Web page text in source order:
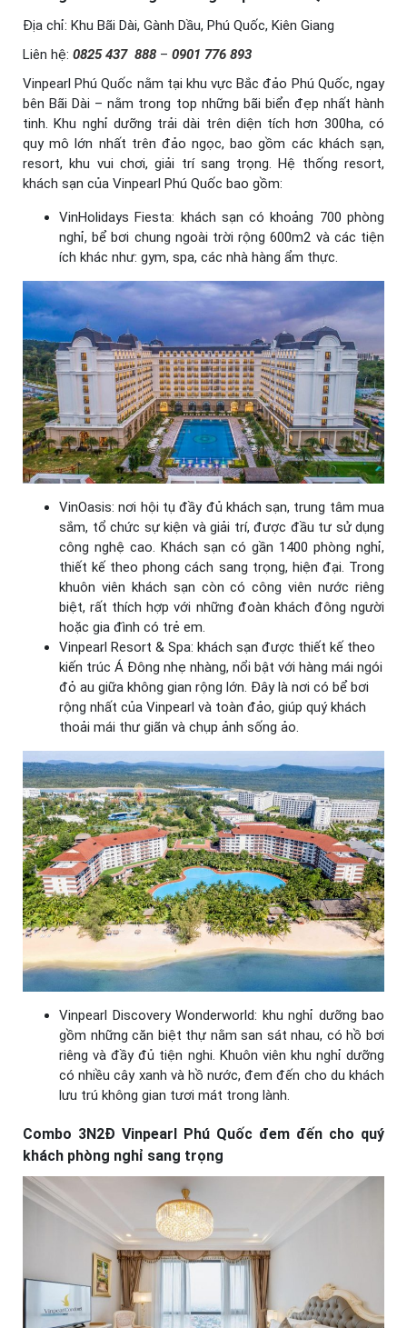
Địa chỉ: Khu Bãi Dài, Gành Dầu, Phú Quốc, Kiên Giang
Liên hệ: 0825 437 888 – 0901 776 893
Vinpearl Phú Quốc nằm tại khu vực Bắc đảo Phú Quốc, ngay
bên Bãi Dài – nằm trong top những bãi biển đẹp nhất hành
tinh. Khu nghỉ dưỡng trải dài trên diện tích hơn 300ha, có
quy mô lớn nhất trên đảo ngọc, bao gồm các khách sạn,
resort, khu vui chơi, giải trí sang trọng. Hệ thống resort,
khách sạn của Vinpearl Phú Quốc bao gồm:
VinHolidays Fiesta: khách sạn có khoảng 700 phòng
nghỉ, bể bơi chung ngoài trời rộng 600m2 và các tiện
ích khác như: gym, spa, các nhà hàng ẩm thực.
VinOasis: nơi hội tụ đầy đủ khách sạn, trung tâm mua
sắm, tổ chức sự kiện và giải trí, được đầu tư sử dụng
công nghệ cao. Khách sạn có gần 1400 phòng nghỉ,
thiết kế theo phong cách sang trọng, hiện đại. Trong
khuôn viên khách sạn còn có công viên nước riêng
biệt, rất thích hợp với những đoàn khách đông người
hoặc gia đình có trẻ em.
Vinpearl Resort & Spa: khách sạn được thiết kế theo
kiến trúc Á Đông nhẹ nhàng, nổi bật với hàng mái ngói
đỏ au giữa không gian rộng lớn. Đây là nơi có bể bơi
rộng nhất của Vinpearl và toàn đảo, giúp quý khách
thoải mái thư giãn và chụp ảnh sống ảo.
Vinpearl Discovery Wonderworld: khu nghỉ dưỡng bao
gồm những căn biệt thự nằm san sát nhau, có hồ bơi
riêng và đầy đủ tiện nghi. Khuôn viên khu nghỉ dưỡng
có nhiều cây xanh và hồ nước, đem đến cho du khách
lưu trú không gian tươi mát trong lành.
Combo 3N2Đ Vinpearl Phú Quốc đem đến cho quý
khách phòng nghỉ sang trọng